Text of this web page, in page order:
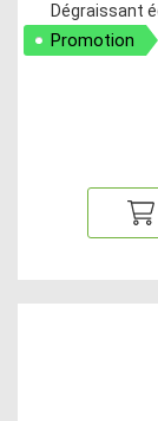
Dégraissant
Promotion